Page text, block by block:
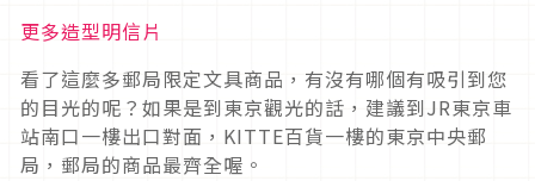
更多造型明信片
看了這麼多郵局限定文具商品，有沒有哪個有吸引到您
的目光的呢？如果是到東京觀光的話，建議到JR東京車
站南口一樓出口對面，KITTE百貨一樓的東京中央郵
局，郵局的商品最齊全喔。